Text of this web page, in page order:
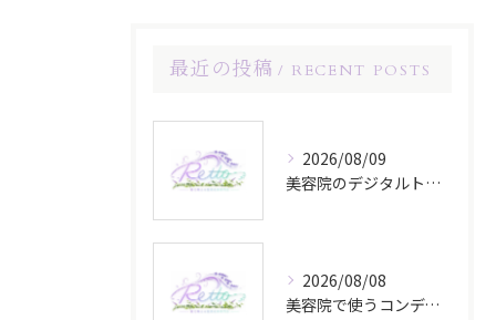
最近の投稿 RECENT POSTS
2026/08/09
美容院のデジタルトレンドが変える大阪府大阪市北区箕面市の新しい美髪体験
2026/08/08
美容院で使うコンディショナーの選び方と梅田駅周辺で失敗しないヘアケアの極意
ご予約はこちら